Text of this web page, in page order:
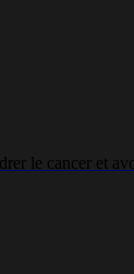
le cancer et